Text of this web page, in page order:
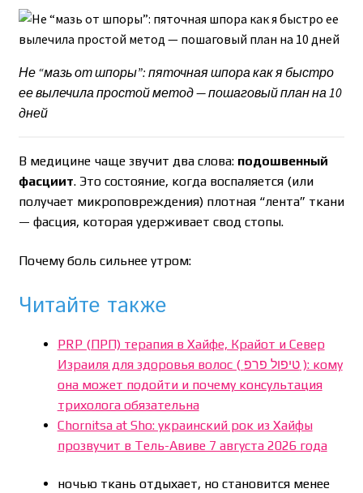
Не “мазь от шпоры”: пяточная шпора как я быстро
ее вылечила простой метод — пошаговый план на 10
дней
В медицине чаще звучит два слова: подошвенный
фасциит. Это состояние, когда воспаляется (или
получает микроповреждения) плотная “лента” ткани
— фасция, которая удерживает свод стопы.
Почему боль сильнее утром:
Читайте также
PRP (ПРП) терапия в Хайфе, Крайот и Север
Израиля для здоровья волос ( טיפול פרפ ): кому
она может подойти и почему консультация
трихолога обязательна
Chornitsa at Sho: украинский рок из Хайфы
прозвучит в Тель-Авиве 7 августа 2026 года
ночью ткань отдыхает, но становится менее